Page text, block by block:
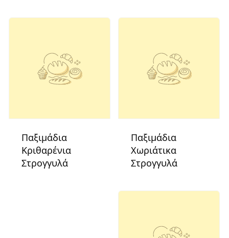
Παξιμάδια
Κριθαρένια
Στρογγυλά
Παξιμάδια
Χωριάτικα
Στρογγυλά